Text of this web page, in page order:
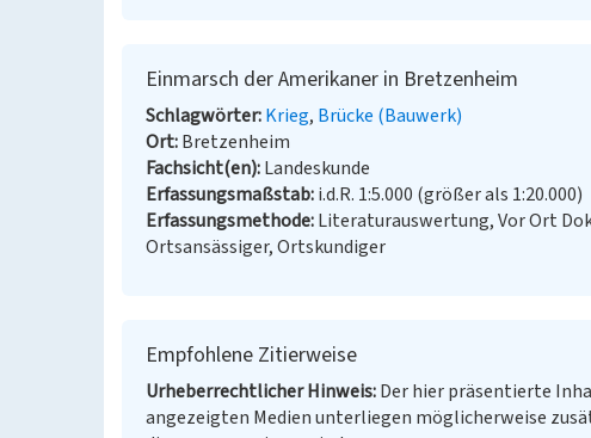
Einmarsch der Amerikaner in Bretzenheim
Schlagwörter Krieg Brücke (Bauwerk)
Ort Bretzenheim
Fachsicht(en) Landeskunde
Erfassungsmaßstab i.d.R. 1:5.000 (größer als 1:20.000)
Erfassungsmethode Literaturauswertung, Vor Ort
Ortsansässiger, Ortskundiger
Empfohlene Zitierweise
Urheberrechtlicher Hinweis Der hier präsentierte
angezeigten Medien unterliegen möglicherweise